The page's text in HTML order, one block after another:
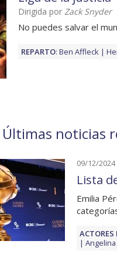
Dirigida por Zack Snyder
No puedes salvar el
REPARTO: Ben Affleck
noticias
09/12/2024
Lista
Emilia
ACTORES
Angelina